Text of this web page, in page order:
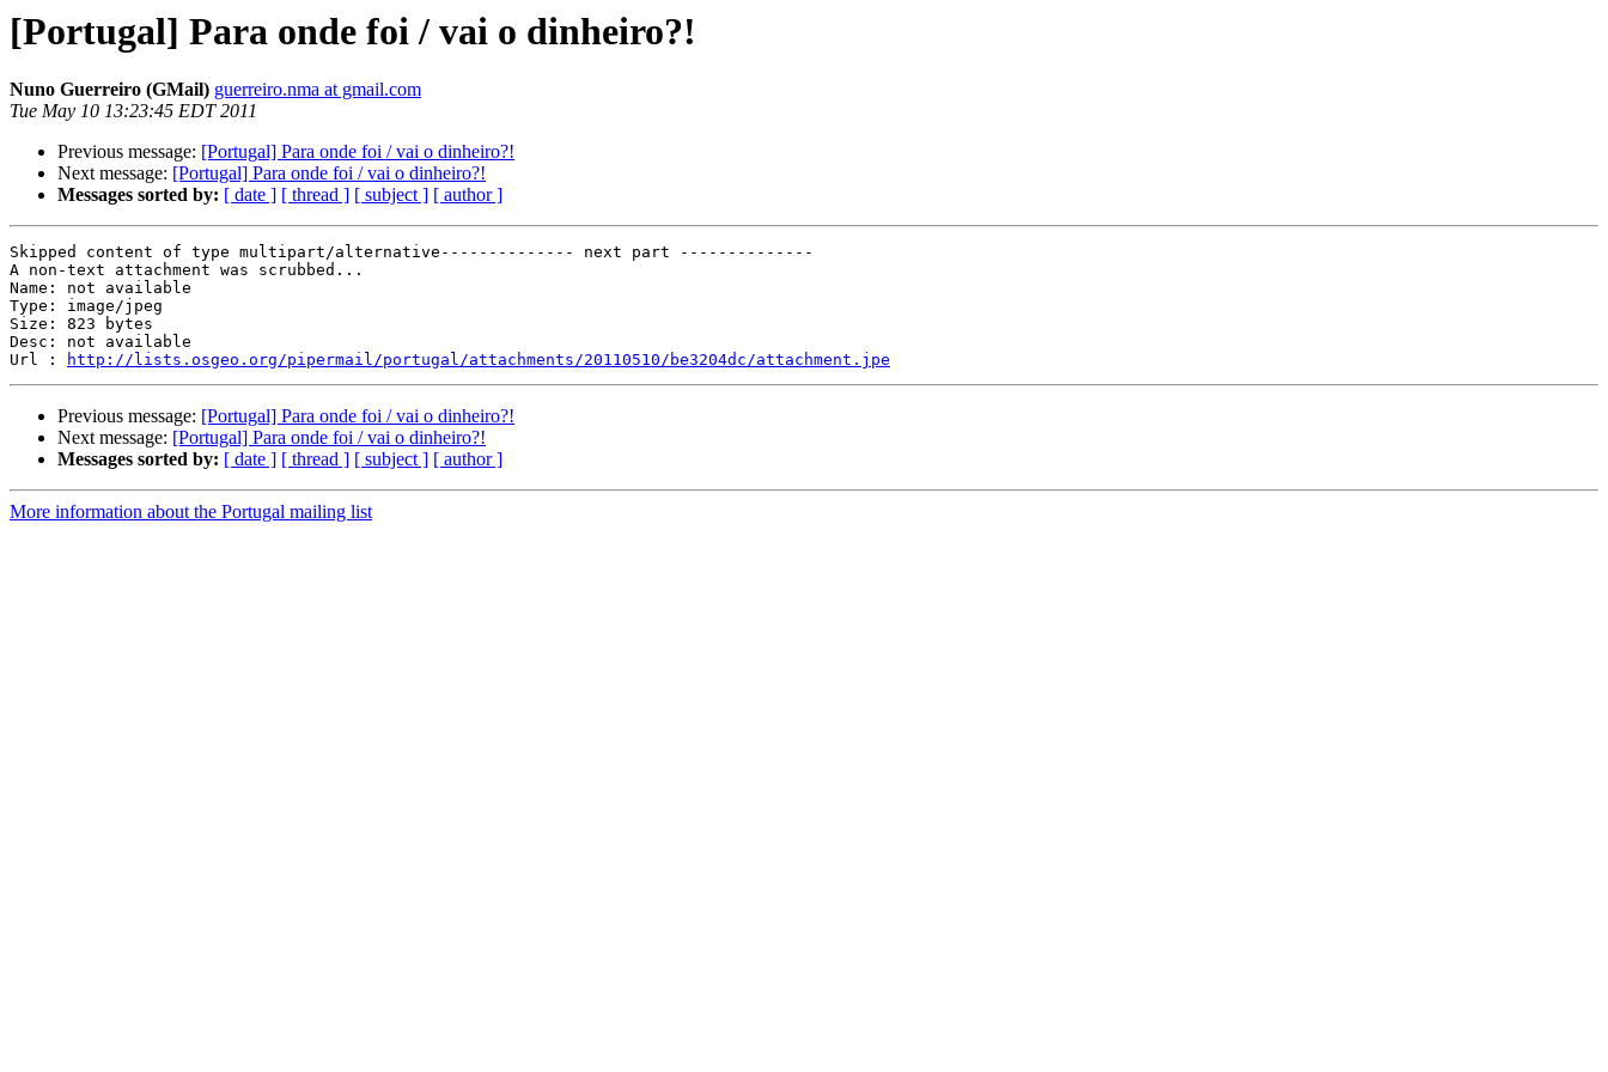
[Portugal] Para onde foi / vai o dinheiro?!
Nuno Guerreiro (GMail) guerreiro.nma at gmail.com
Tue May 10 13:23:45 EDT 2011
Previous message: [Portugal] Para onde foi / vai o dinheiro?!
Next message: [Portugal] Para onde foi / vai o dinheiro?!
Messages sorted by: [ date ] [ thread ] [ subject ] [ author ]
Skipped content of type multipart/alternative-------------- next part --------------
A non-text attachment was scrubbed...
Name: not available
Type: image/jpeg
Size: 823 bytes
Desc: not available
Url :
http://lists.osgeo.org/pipermail/portugal/attachments/20110510/be3204dc/attachment.jpe
Previous message: [Portugal] Para onde foi / vai o dinheiro?!
Next message: [Portugal] Para onde foi / vai o dinheiro?!
Messages sorted by: [ date ] [ thread ] [ subject ] [ author ]
More information about the Portugal mailing list